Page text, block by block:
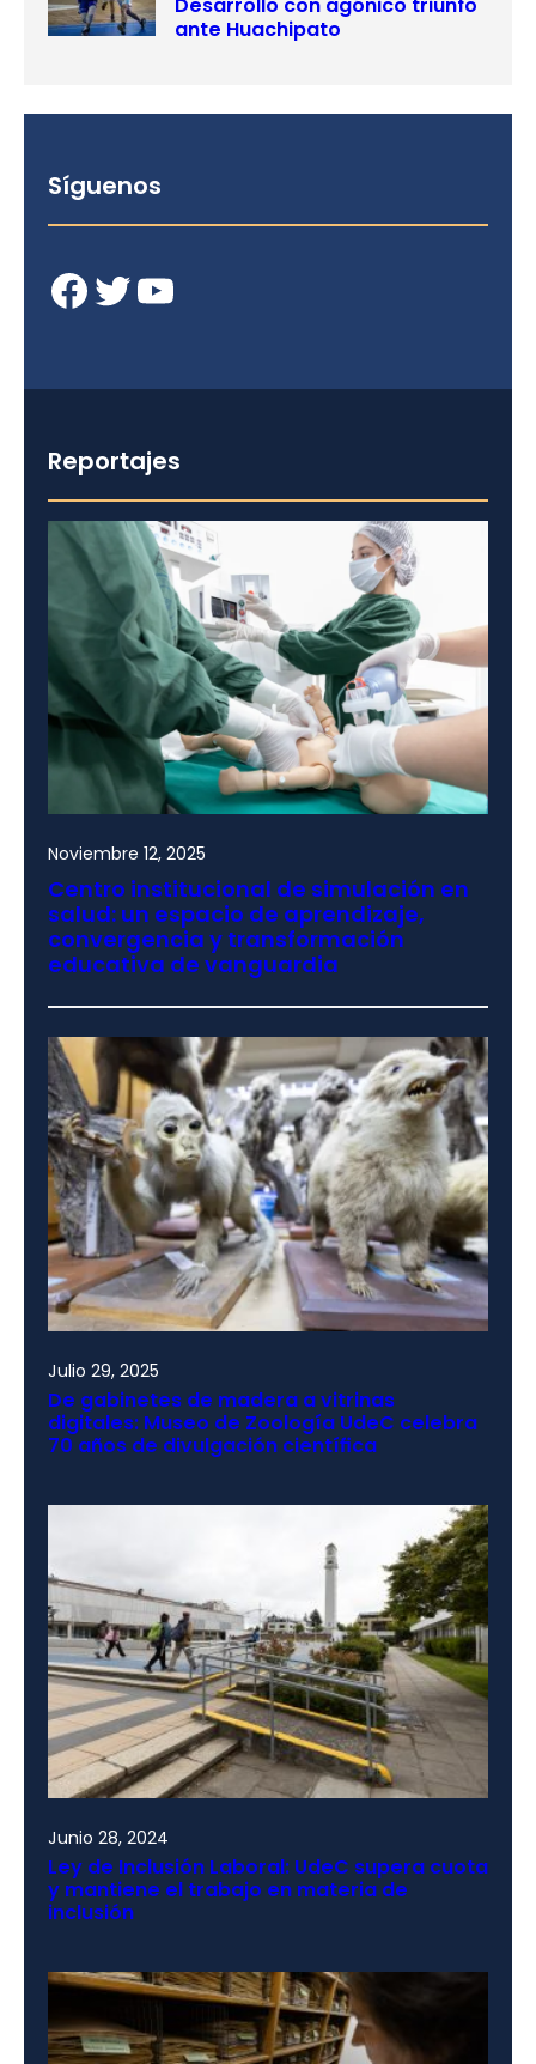
ante Huachipato
Síguenos
Facebook Twitter YouTube
Reportajes
Noviembre 12, 2025
Centro institucional de simulación en
salud: un espacio de aprendizaje,
convergencia y transformación
educativa de vanguardia
Julio 29, 2025
De gabinetes de madera a vitrinas
digitales: Museo de Zoología UdeC celebra
70 años de divulgación científica
Junio 28, 2024
Ley de Inclusión Laboral: UdeC supera cuota
y mantiene el trabajo en materia de
inclusión